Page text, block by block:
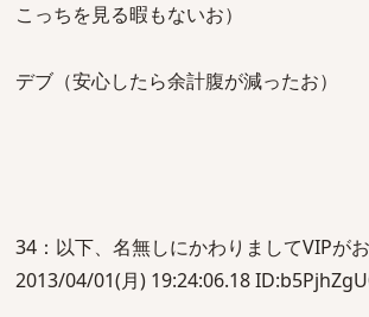
こっちを見る暇もないお）
デブ（安心したら余計腹が減ったお）
34：以下、名無しにかわりましてVIPが
2013/04/01(月) 19:24:06.18